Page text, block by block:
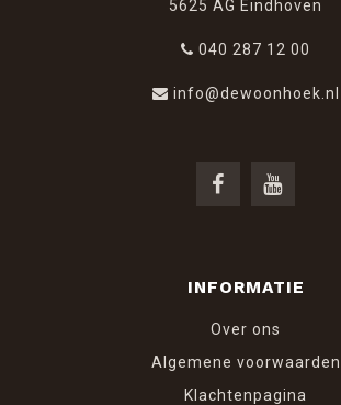
5625 AG Eindhoven
040 287 12 00
info@dewoonhoek.nl
INFORMATIE
Over ons
Algemene voorwaarden
Klachtenpagina